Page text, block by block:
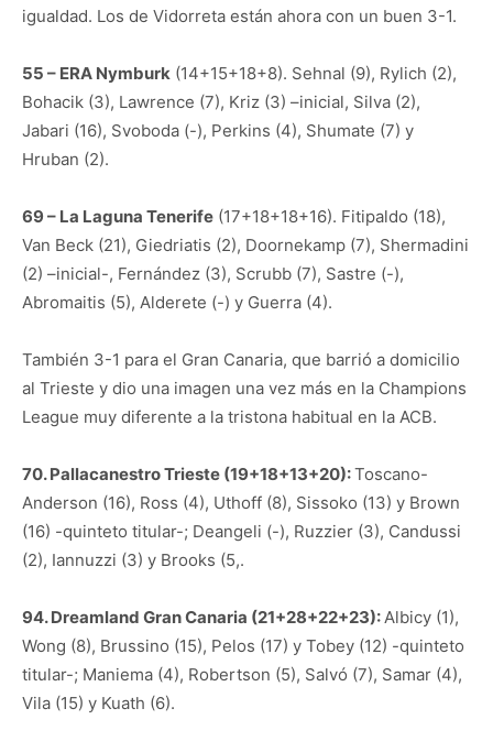
igualdad. Los de Vidorreta están ahora con un buen 3-1.
55 – ERA Nymburk (14+15+18+8). Sehnal (9), Rylich (2),
Bohacik (3), Lawrence (7), Kriz (3) –inicial, Silva (2),
Jabari (16), Svoboda (-), Perkins (4), Shumate (7) y
Hruban (2).
69 – La Laguna Tenerife (17+18+18+16). Fitipaldo (18),
Van Beck (21), Giedriatis (2), Doornekamp (7), Shermadini
(2) –inicial-, Fernández (3), Scrubb (7), Sastre (-),
Abromaitis (5), Alderete (-) y Guerra (4).
También 3-1 para el Gran Canaria, que barrió a domicilio
al Trieste y dio una imagen una vez más en la Champions
League muy diferente a la tristona habitual en la ACB.
70. Pallacanestro Trieste (19+18+13+20):Toscano-
Anderson (16), Ross (4), Uthoff (8), Sissoko (13) y Brown
(16) -quinteto titular-; Deangeli (-), Ruzzier (3), Candussi
(2), Iannuzzi (3) y Brooks (5,.
94. Dreamland Gran Canaria (21+28+22+23):Albicy (1),
Wong (8), Brussino (15), Pelos (17) y Tobey (12) -quinteto
titular-; Maniema (4), Robertson (5), Salvó (7), Samar (4),
Vila (15) y Kuath (6).